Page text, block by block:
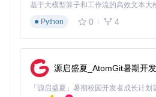
最佳刷新频率
🔔 工作日上午9:30、下午2:00是
🎯 绿色标签岗位：立即投递并
⏳ 黄色标签岗位：完善简历后投递
🔴 红色标签岗位：除非特别匹
基于大模型算子和工作流的高效文本大
Python
0 4
源启盛夏_AtomGit暑期开